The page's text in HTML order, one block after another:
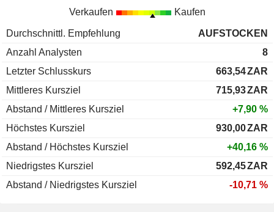
Verkaufen Kaufen
Durchschnittl. Empfehlung
AUFSTOCKEN
Anzahl Analysten
8
Letzter Schlusskurs
663,54ZAR
Mittleres Kursziel
715,93ZAR
Abstand / Mittleres Kursziel
+7,90 %
Höchstes Kursziel
930,00ZAR
Abstand / Höchstes Kursziel
+40,16 %
Niedrigstes Kursziel
592,45ZAR
Abstand / Niedrigstes Kursziel
-10,71 %